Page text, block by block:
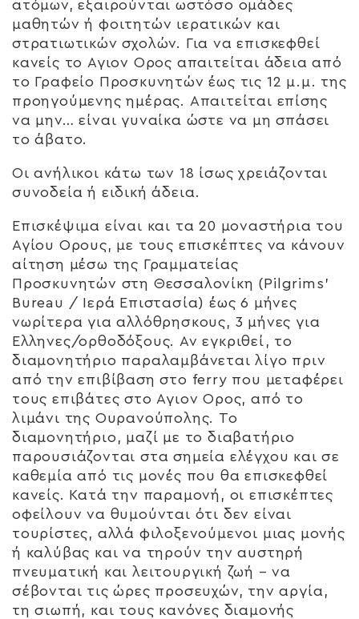
ατόμων, εξαιρούνται ωστόσο ομάδες
μαθητών ή φοιτητών ιερατικών και
στρατιωτικών σχολών. Για να επισκεφθεί
κανείς το Αγιον Ορος απαιτείται άδεια από
το Γραφείο Προσκυνητών έως τις 12 μ.μ. της
προηγούμενης ημέρας. Απαιτείται επίσης
να μην… είναι γυναίκα ώστε να μη σπάσει
το άβατο.
Οι ανήλικοι κάτω των 18 ίσως χρειάζονται
συνοδεία ή ειδική άδεια.
Επισκέψιμα είναι και τα 20 μοναστήρια του
Αγίου Ορους, με τους επισκέπτες να κάνουν
αίτηση μέσω της Γραμματείας
Προσκυνητών στη Θεσσαλονίκη (Pilgrims’
Bureau / Ιερά Επιστασία) έως 6 μήνες
νωρίτερα για αλλόθρησκους, 3 μήνες για
Ελληνες/ορθοδόξους. Αν εγκριθεί, το
διαμονητήριο παραλαμβάνεται λίγο πριν
από την επιβίβαση στο ferry που μεταφέρει
τους επιβάτες στο Αγιον Ορος, από το
λιμάνι της Ουρανούπολης. Το
διαμονητήριο, μαζί με το διαβατήριο
παρουσιάζονται στα σημεία ελέγχου και σε
καθεμία από τις μονές που θα επισκεφθεί
κανείς. Κατά την παραμονή, οι επισκέπτες
οφείλουν να θυμούνται ότι δεν είναι
τουρίστες, αλλά φιλοξενούμενοι μιας μονής
ή καλύβας και να τηρούν την αυστηρή
πνευματική και λειτουργική ζωή – να
σέβονται τις ώρες προσευχών, την αργία,
τη σιωπή, και τους κανόνες διαμονής